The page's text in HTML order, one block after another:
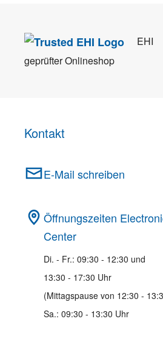
EHI
geprüfter Onlineshop
Kontakt
E-Mail schreiben
Öffnungszeiten
Center
Di. - Fr.: 09:30 - 12:30 und
13:30 - 17:30 Uhr
(Mittagspause von 12:30 -
Sa.: 09:30 - 13:30 Uhr